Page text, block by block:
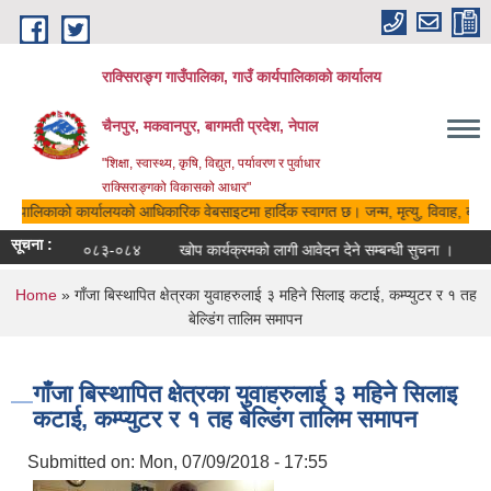
Skip to main content
राक्सिराङ्ग गाउँपालिका, गाउँ कार्यपालिकाको कार्यालय
चैनपुर, मकवानपुर, बागमती प्रदेश, नेपाल
"शिक्षा, स्वास्थ्य, कृषि, विद्युत, पर्यावरण र पुर्वाधार
राक्सिराङ्गको विकासको आधार"
कार्यालयको आधिकारिक वेबसाइटमा हार्दिक स्वागत छ। जन्म, मृत्यु, विवाह,
सूचना :किताब २०८३-०८४ खोप कार्यक्रमको लागी आवेदन देने सम्बन्धी सुचना ।
You are here
Home» गाँजा बिस्थापित क्षेत्रका युवाहरुलाई ३ महिने सिलाइ कटाई, कम्प्युटर र १ तह
बेल्डिंग तालिम समापन
गाँजा बिस्थापित क्षेत्रका युवाहरुलाई ३ महिने सिलाइ
कटाई, कम्प्युटर र १ तह बेल्डिंग तालिम समापन
Submitted on: Mon, 07/09/2018 - 17:55